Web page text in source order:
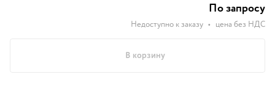
По запросу
Недоступно к заказу • цена без НДС
В корзину